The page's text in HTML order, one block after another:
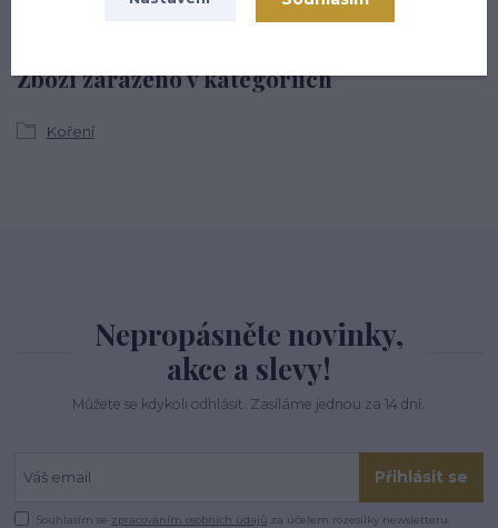
Zboží zařazeno v kategoriích
Koření
Nepropásněte novinky,
akce a slevy!
Můžete se kdykoli odhlásit. Zasíláme jednou za 14 dní.
Přihlásit se
Souhlasím se zpracováním osobních údajů za účelem rozesílky newsletteru.